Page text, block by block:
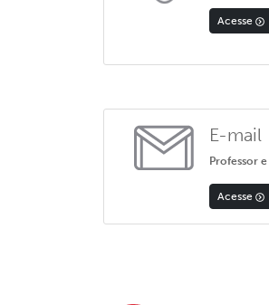
Acesse
E-mail
Professor
Acesse